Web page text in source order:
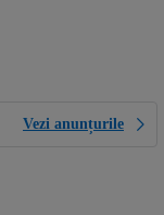
Vezi anunțurile